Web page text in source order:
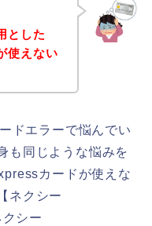
とした
使えない
ドエラーで悩んでい
も同じような悩みを
カードが使えな
ネクシー
シー